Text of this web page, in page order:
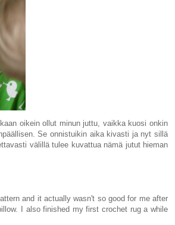
oikein ollut minun juttu, vaikka kuosi onkin
Se onnistuikin aika kivasti ja nyt sillä
välillä tulee kuvattua nämä jutut hieman
and it actually wasn't so good for me after
I also finished my first crochet rug a while